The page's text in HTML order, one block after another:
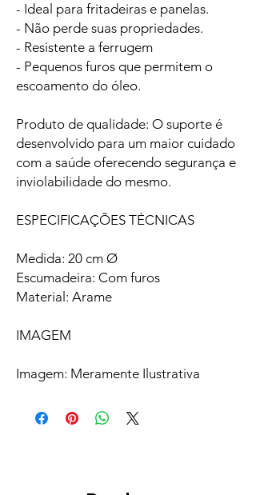
- Ideal para fritadeiras e panelas.
- Não perde suas propriedades.
- Resistente a ferrugem
- Pequenos furos que permitem o
escoamento do óleo.
Produto de qualidade: O suporte é
desenvolvido para um maior cuidado
com a saúde oferecendo segurança e
inviolabilidade do mesmo.
ESPECIFICAÇÕES TÉCNICAS
Medida: 20 cm Ø
Escumadeira: Com furos
Material: Arame
IMAGEM
Imagem: Meramente Ilustrativa